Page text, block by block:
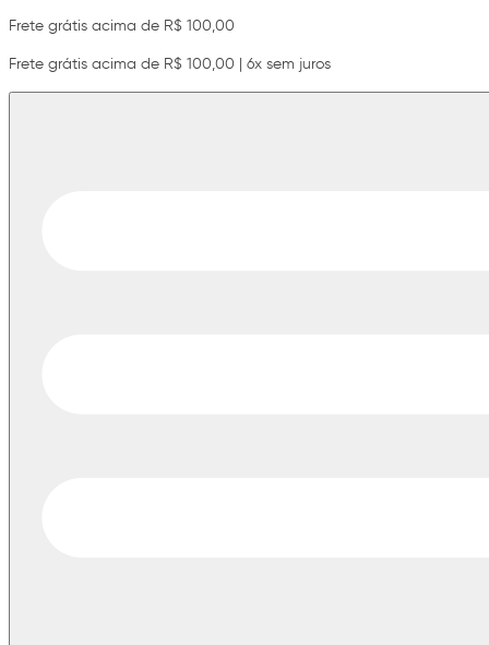
Frete grátis acima de R$ 100,00
Frete grátis acima de R$ 100,00 | 6x sem juros